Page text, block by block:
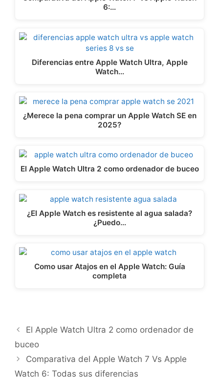
6:…
Diferencias entre Apple Watch Ultra, Apple
Watch…
¿Merece la pena comprar un Apple Watch SE en
2025?
El Apple Watch Ultra 2 como ordenador de buceo
¿El Apple Watch es resistente al agua salada?
¿Puedo…
Como usar Atajos en el Apple Watch: Guía
completa
El Apple Watch Ultra 2 como ordenador de
buceo
Comparativa del Apple Watch 7 Vs Apple
Watch 6: Todas sus diferencias